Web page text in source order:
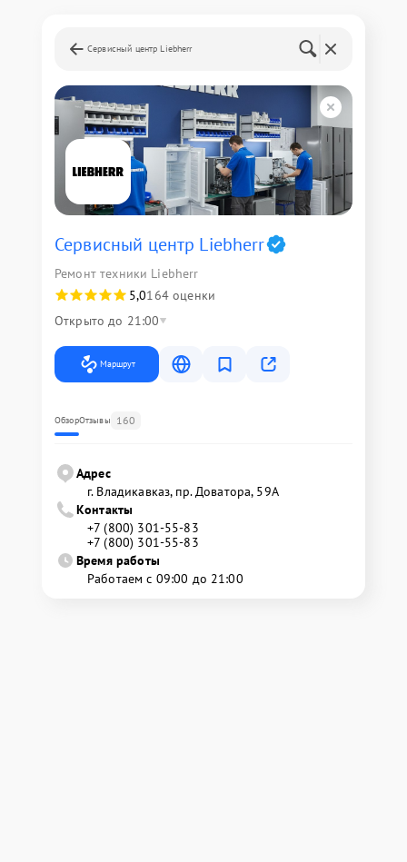
Сервисный центр Liebherr
Сервисный центр Liebherr
Ремонт техники Liebherr
5,0164 оценки
Открыто до 21:00
Маршрут
ОбзорОтзывы 160
Адрес
г. Владикавказ, пр. Доватора, 59А
Контакты
+7 (800) 301-55-83
+7 (800) 301-55-83
Время работы
Работаем с 09:00 до 21:00